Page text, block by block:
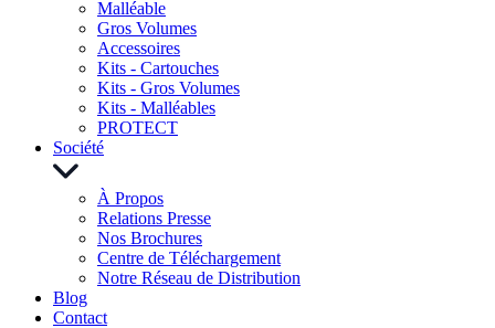
Malléable
Gros Volumes
Accessoires
Kits - Cartouches
Kits - Gros Volumes
Kits - Malléables
PROTECT
Société
À Propos
Relations Presse
Nos Brochures
Centre de Téléchargement
Notre Réseau de Distribution
Blog
Contact